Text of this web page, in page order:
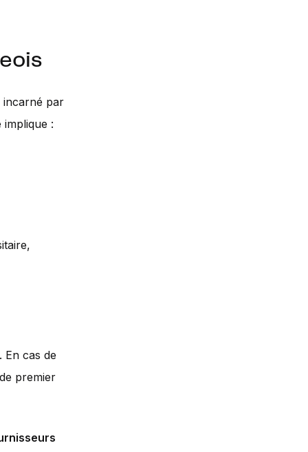
par
implique :
cas de
premier